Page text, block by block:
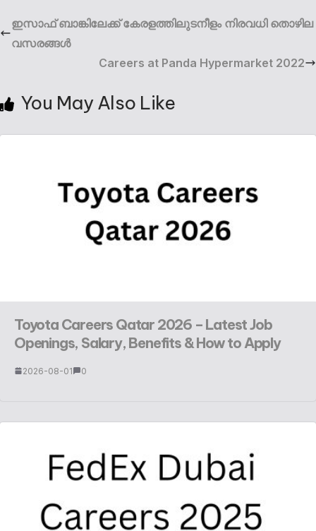
ഇസാഫ് ബാങ്കിലേക്ക് കേരളത്തിലുടനീളം നിരവധി തൊഴില
വസരങ്ങൾ
Careers at Panda Hypermarket 2022
You May Also Like
Toyota Careers Qatar 2026 – Latest Job
Openings, Salary, Benefits & How to Apply
2026-08-01 0